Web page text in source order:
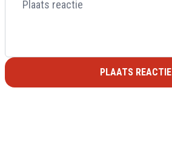
PLAATS REACTIE